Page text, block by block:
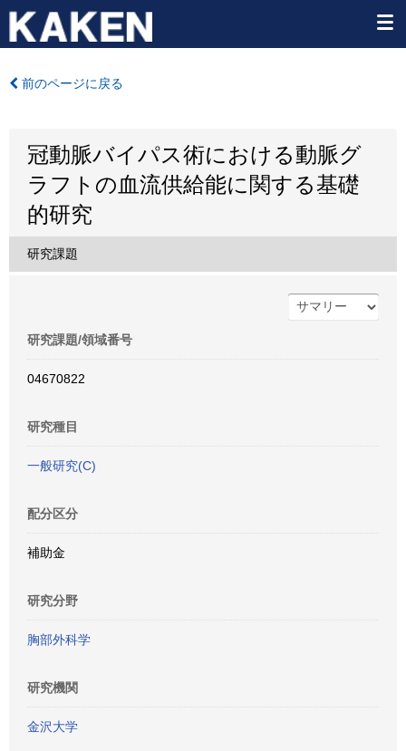
前のページに戻る
冠動脈バイパス術における動脈グ
ラフトの血流供給能に関する基礎
的研究
研究課題
研究課題/領域番号
04670822
研究種目
一般研究(C)
配分区分
補助金
研究分野
胸部外科学
研究機関
金沢大学